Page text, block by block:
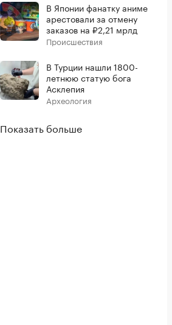
В Японии фанатку аниме
арестовали за отмену
заказов на ₽2,21 мрлд
Происшествия
В Турции нашли 1800-
летнюю статую бога
Асклепия
Археология
Показать больше